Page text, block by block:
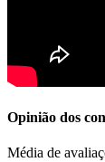
Opinião dos
Média de